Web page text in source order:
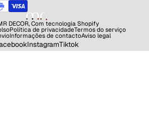
DECOR,Com tecnologia Shopify
Política de privacidadeTermos do serviço
Informações de contactoAviso legal
InstagramTiktok